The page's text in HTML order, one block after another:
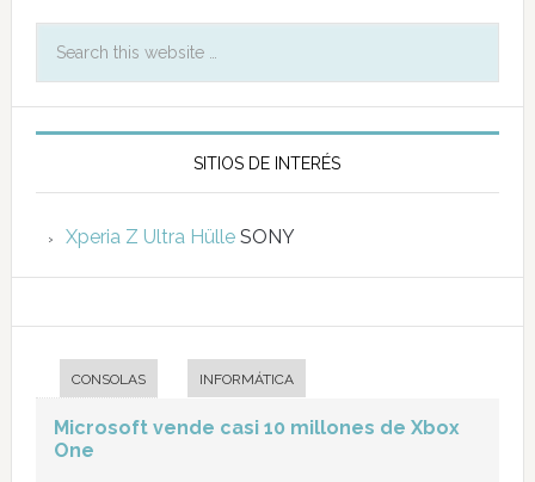
SITIOS DE INTERÉS
Xperia Z Ultra HülleSONY
CONSOLAS INFORMÁTICA
Microsoft vende casi 10 millones de Xbox
One